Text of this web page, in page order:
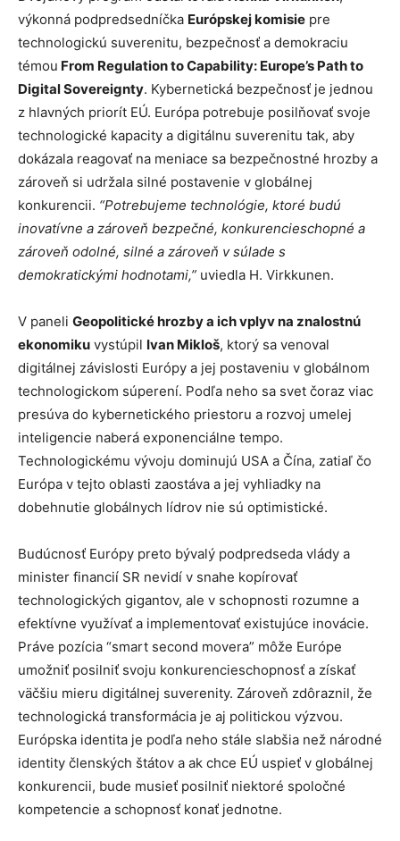
výkonná podpredsedníčka Európskej komisie pre
technologickú suverenitu, bezpečnosť a demokraciu
témou From Regulation to Capability: Europe’s Path to
Digital Sovereignty. Kybernetická bezpečnosť je jednou
z hlavných priorít EÚ. Európa potrebuje posilňovať svoje
technologické kapacity a digitálnu suverenitu tak, aby
dokázala reagovať na meniace sa bezpečnostné hrozby a
zároveň si udržala silné postavenie v globálnej
konkurencii. “Potrebujeme technológie, ktoré budú
inovatívne a zároveň bezpečné, konkurencieschopné a
zároveň odolné, silné a zároveň v súlade s
demokratickými hodnotami,” uviedla H. Virkkunen.
V paneli Geopolitické hrozby a ich vplyv na znalostnú
ekonomiku vystúpil Ivan Mikloš, ktorý sa venoval
digitálnej závislosti Európy a jej postaveniu v globálnom
technologickom súperení. Podľa neho sa svet čoraz viac
presúva do kybernetického priestoru a rozvoj umelej
inteligencie naberá exponenciálne tempo.
Technologickému vývoju dominujú USA a Čína, zatiaľ čo
Európa v tejto oblasti zaostáva a jej vyhliadky na
dobehnutie globálnych lídrov nie sú optimistické.
Budúcnosť Európy preto bývalý podpredseda vlády a
minister financií SR nevidí v snahe kopírovať
technologických gigantov, ale v schopnosti rozumne a
efektívne využívať a implementovať existujúce inovácie.
Práve pozícia “smart second movera” môže Európe
umožniť posilniť svoju konkurencieschopnosť a získať
väčšiu mieru digitálnej suverenity. Zároveň zdôraznil, že
technologická transformácia je aj politickou výzvou.
Európska identita je podľa neho stále slabšia než národné
identity členských štátov a ak chce EÚ uspieť v globálnej
konkurencii, bude musieť posilniť niektoré spoločné
kompetencie a schopnosť konať jednotne.